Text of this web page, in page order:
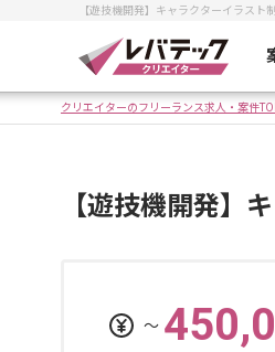
【遊技機開発】キャラクターイラス
クリエイターのフリーランス求人・案件
【遊技機開発】
〜